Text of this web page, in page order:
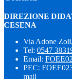
DIREZIONE
CESENA
Via Adone
Tel: 0547
Email:
PEC:
mail